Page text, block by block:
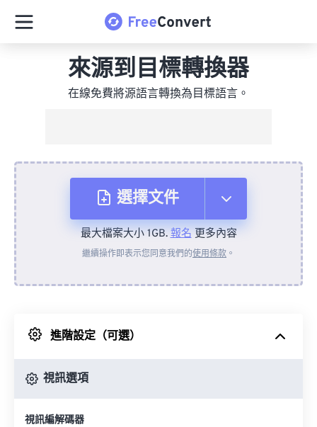
來源到目標轉換器
在線免費將源語言轉換為目標語言。
選擇文件
來自裝置
來自 Google 雲端硬碟
最大檔案大小 1GB.報名更多內容
繼續操作即表示您同意我們的使用條款 。
進階設定（可選）
視訊選項
視訊編解碼器